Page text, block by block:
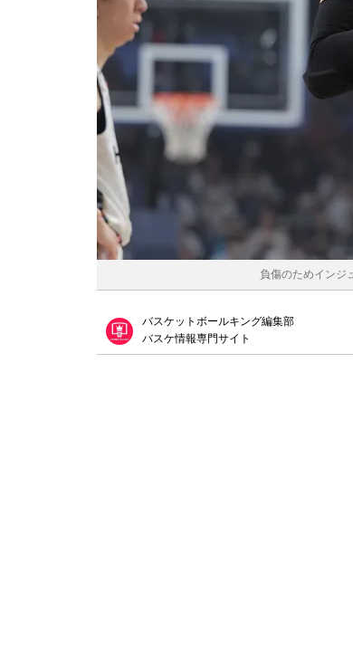
負傷のためインジ
バスケットボールキング編集部
バスケ情報専門サイト